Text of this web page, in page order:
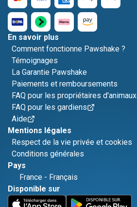
En savoir plus
Comment fonctionne Pawshake ?
Témoignages
La Garantie Pawshake
Paiements et remboursements
FAQ pour les propriétaires d'animaux
FAQ pour les gardiens
Aide
Mentions légales
Respect de la vie privée et cookies
Conditions générales
Pays
France - Français
Disponible sur